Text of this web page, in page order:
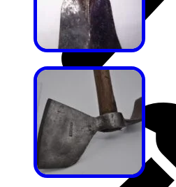
Nalbant Çekiçleri